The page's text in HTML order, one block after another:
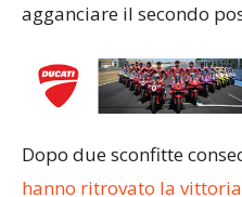
agganciare il secondo
Dopo due sconfitte
hanno ritrovato la